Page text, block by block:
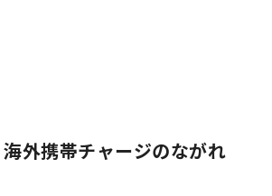
外携帯チャージのながれ